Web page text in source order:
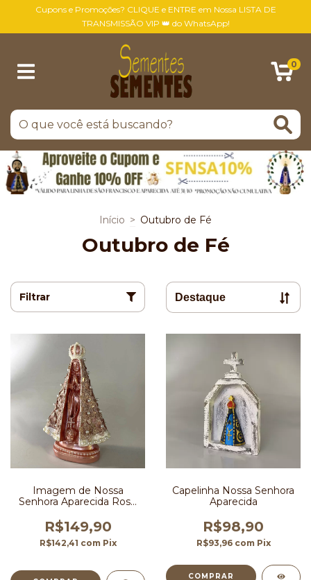
Cupons e Promoções? CLIQUE e ENTRE em Nossa LISTA DE
TRANSMISSÃO VIP 👑 do WhatsApp!
0
Início > Outubro de Fé
Outubro de Fé
Filtrar
Imagem de Nossa
Senhora Aparecida Rose
R$149,90
R$142,41 com Pix
Capelinha Nossa Senhora
Aparecida
R$98,90
R$93,96 com Pix